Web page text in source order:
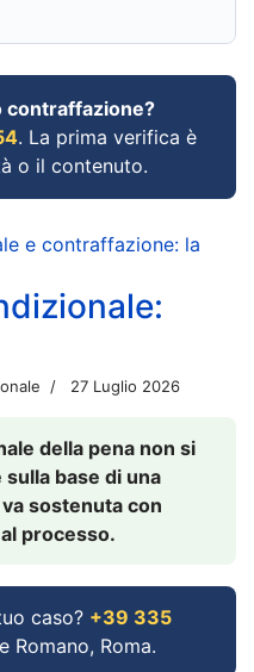
contraffazione?
. La prima verifica è
o il contenuto.
e contraffazione: la
27 Luglio 2026
della pena non si
base di una
sostenuta con
processo.
caso? +39 335
Roma.